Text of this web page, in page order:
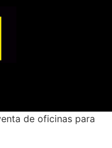
de oficinas para